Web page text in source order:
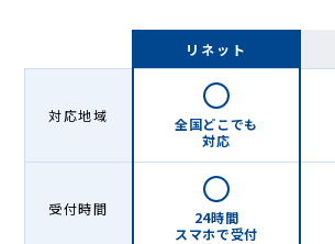
リネット
対応地域
全国どこでも
対応
受付時間
24時間
スマホで受付